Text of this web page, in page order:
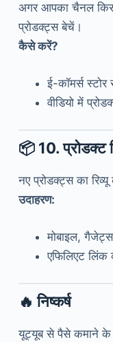
अगर आपका चैनल
प्रोडक्ट्स बेचें।
कैसे करें?
ई-कॉमर्स
वीडियो में
📦 10. प्रोडक्ट
नए प्रोडक्ट्स का
उदाहरण:
मोबाइल,
एफिलिएट लिंक
🔥निष्कर्ष
यूट्यूब से पैसे कमाने के